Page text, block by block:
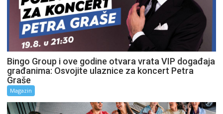
Bingo Group i ove godine otvara vrata VIP događaja
građanima: Osvojite ulaznice za koncert Petra
Graše
Magazin